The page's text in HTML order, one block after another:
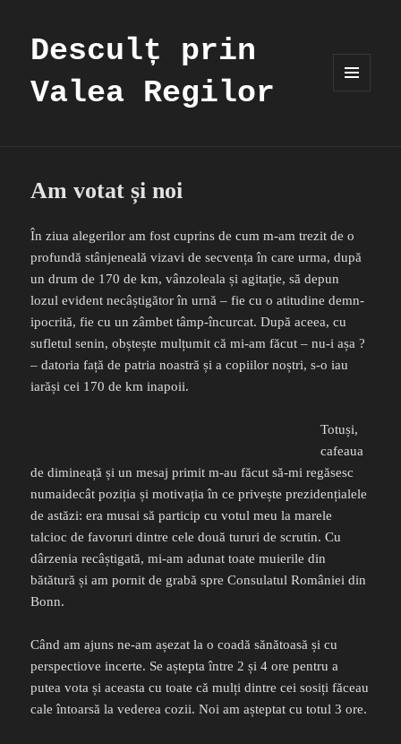
Desculț prin
Valea Regilor
Am votat și noi
În ziua alegerilor am fost cuprins de cum m-am trezit de o
profundă stânjeneală vizavi de secvența în care urma, după
un drum de 170 de km, vânzoleala și agitație, să depun
lozul evident necâștigător în urnă – fie cu o atitudine demn-
ipocrită, fie cu un zâmbet tâmp-încurcat. După aceea, cu
sufletul senin, obștește mulțumit că mi-am făcut – nu-i așa ?
– datoria față de patria noastră și a copiilor noștri, s-o iau
iarăși cei 170 de km inapoii.
Totuși,
cafeaua
de dimineață și un mesaj primit m-au făcut să-mi regăsesc
numaidecât poziția și motivația în ce privește prezidențialele
de astăzi: era musai să particip cu votul meu la marele
talcioc de favoruri dintre cele două tururi de scrutin. Cu
dârzenia recâștigată, mi-am adunat toate muierile din
bătătură și am pornit de grabă spre Consulatul României din
Bonn.
Când am ajuns ne-am așezat la o coadă sănătoasă și cu
perspectiove incerte. Se aștepta între 2 și 4 ore pentru a
putea vota și aceasta cu toate că mulți dintre cei sosiți făceau
cale întoarsă la vederea cozii. Noi am așteptat cu totul 3 ore.